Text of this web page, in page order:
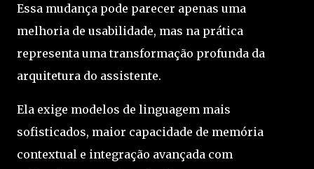
Essa mudança pode parecer apenas uma
melhoria de usabilidade, mas na prática
representa uma transformação profunda da
arquitetura do assistente.
Ela exige modelos de linguagem mais
sofisticados, maior capacidade de memória
contextual e integração avançada com